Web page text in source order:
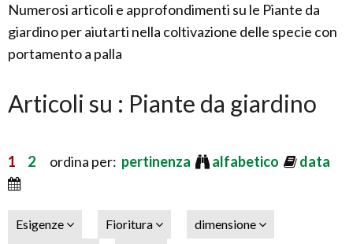
Numerosi articoli e approfondimenti su le Piante da
giardino per aiutarti nella coltivazione delle specie con
portamento a palla
Articoli su : Piante da giardino
1 2 ordina per: pertinenza alfabetico data
Esigenze Fioritura
dimensione